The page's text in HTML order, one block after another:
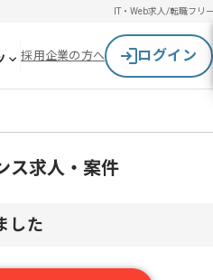
IT・Web求人/転職フリ
採用企業の方へ ログイン
ス求人・案件
した